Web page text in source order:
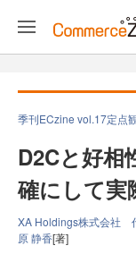
季刊ECzine vol.17定点
D2Cと好
確にして実
XA Holdings株式会社
原 静香[著]